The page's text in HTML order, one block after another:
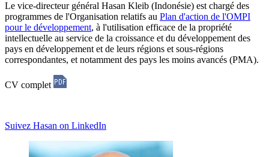
Le vice-directeur général Hasan Kleib (Indonésie) est chargé des
programmes de l'Organisation relatifs au Plan d'action de l'OMPI
pour le développement, à l'utilisation efficace de la propriété
intellectuelle au service de la croissance et du développement des
pays en développement et de leurs régions et sous-régions
correspondantes, et notamment des pays les moins avancés (PMA).
CV complet
Suivez Hasan on LinkedIn